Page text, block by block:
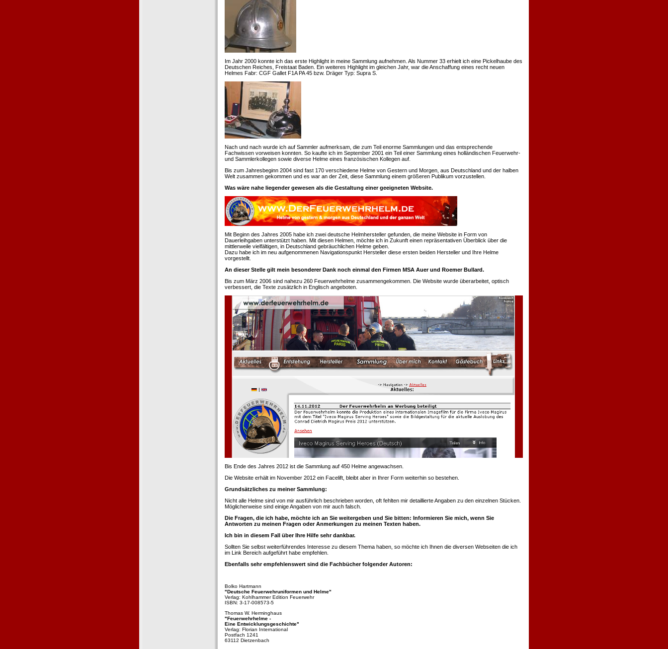
Im Jahr 2000 konnte ich das erste Highlight in meine Sammlung aufnehmen. Als Nummer 33 erhielt ich eine Pickelhaube des
Deutschen Reiches, Freistaat Baden. Ein weiteres Highlight im gleichen Jahr, war die Anschaffung eines recht neuen
Helmes Fabr: CGF Gallet F1A PA 45 bzw. Dräger Typ: Supra S.
Nach und nach wurde ich auf Sammler aufmerksam, die zum Teil enorme Sammlungen und das entsprechende
Fachwissen vorweisen konnten. So kaufte ich im September 2001 ein Teil einer Sammlung eines holländischen Feuerwehr-
und Sammlerkollegen sowie diverse Helme eines französischen Kollegen auf.
Bis zum Jahresbeginn 2004 sind fast 170 verschiedene Helme von Gestern und Morgen, aus Deutschland und der halben
Welt zusammen gekommen und es war an der Zeit, diese Sammlung einem größeren Publikum vorzustellen.
Was wäre nahe liegender gewesen als die Gestaltung einer geeigneten Website.
Mit Beginn des Jahres 2005 habe ich zwei deutsche Helmhersteller gefunden, die meine Website in Form von
Dauerleihgaben unterstützt haben. Mit diesen Helmen, möchte ich in Zukunft einen repräsentativen Überblick über die
mittlerweile vielfältigen, in Deutschland gebräuchlichen Helme geben.
Dazu habe ich im neu aufgenommenen Navigationspunkt Hersteller diese ersten beiden Hersteller und Ihre Helme
vorgestellt.
An dieser Stelle gilt mein besonderer Dank noch einmal den Firmen MSA Auer und Roemer Bullard.
Bis zum März 2006 sind nahezu 260 Feuerwehrhelme zusammengekommen. Die Website wurde überarbeitet, optisch
verbessert, die Texte zusätzlich in Englisch angeboten.
Bis Ende des Jahres 2012 ist die Sammlung auf 450 Helme angewachsen.
Die Website erhält im November 2012 ein Facelift, bleibt aber in Ihrer Form weiterhin so bestehen.
Grundsätzliches zu meiner Sammlung:
Nicht alle Helme sind von mir ausführlich beschrieben worden, oft fehlten mir detaillierte Angaben zu den einzelnen Stücken.
Möglicherweise sind einige Angaben von mir auch falsch.
Die Fragen, die ich habe, möchte ich an Sie weitergeben und Sie bitten: Informieren Sie mich, wenn Sie
Antworten zu meinen Fragen oder Anmerkungen zu meinen Texten haben.
Ich bin in diesem Fall über Ihre Hilfe sehr dankbar.
Sollten Sie selbst weiterführendes Interesse zu diesem Thema haben, so möchte ich Ihnen die diversen Webseiten die ich
im Link Bereich aufgeführt habe empfehlen.
Ebenfalls sehr empfehlenswert sind die Fachbücher folgender Autoren:
Bolko Hartmann
"Deutsche Feuerwehruniformen und Helme"
Verlag: Kohlhammer Edition Feuerwehr
ISBN: 3-17-008573-5
Thomas W. Herminghaus
"Feuerwehrhelme -
Eine Entwicklungsgeschichte"
Verlag: Florian International
Postfach 1241
63112 Dietzenbach